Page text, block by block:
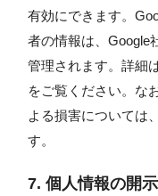
有効にできます。
者の情報は、Google
管理されます。詳細
をご覧ください。な
よる損害については
す。
7. 個人情報の開